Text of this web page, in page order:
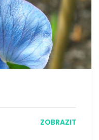
ZOBRAZIT